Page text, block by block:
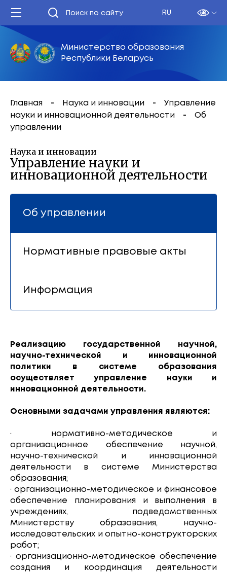
RU
Министерство образования
Республики Беларусь
Главная Наука и инновации
Управление
науки и инновационной деятельности
Об
управлении
Наука и инновации
Управление науки и
инновационной деятельности
Об управлении
Нормативные правовые акты
Информация
Реализацию государственной научной,
научно-технической и инновационной
политики в системе образования
осуществляет управление науки и
инновационной деятельности.
Основными задачами управления являются:
· нормативно-методическое и
организационное обеспечение научной,
научно-технической и инновационной
деятельности в системе Министерства
образования;
· организационно-методическое и финансовое
обеспечение планирования и выполнения в
учреждениях, подведомственных
Министерству образования, научно-
исследовательских и опытно-конструкторских
работ;
· организационно-методическое обеспечение
создания и координация деятельности